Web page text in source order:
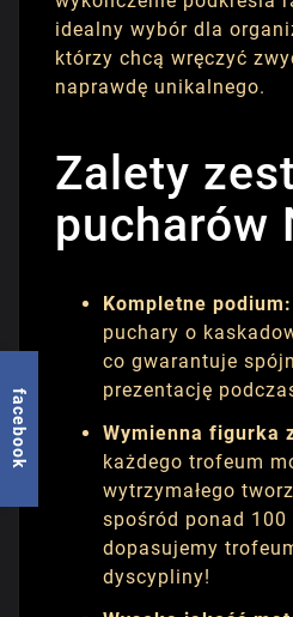
idealny wybór dla
którzy chcą wręczyć
naprawdę unikalnego.
Zalety
pucharów
Kompletne podium:
puchary o
co gwarantuje
prezentację
Wymienna figurka
każdego trofeum
wytrzymałego
spośród ponad 100
dopasujemy
dyscypliny!
facebook